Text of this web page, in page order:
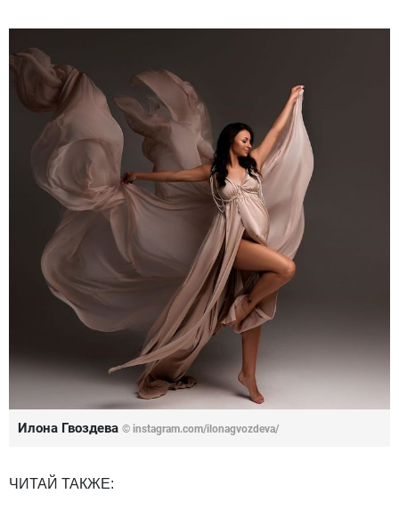
Илона Гвоздева © instagram.com/ilonagvozdeva/
ЧИТАЙ ТАКЖЕ: